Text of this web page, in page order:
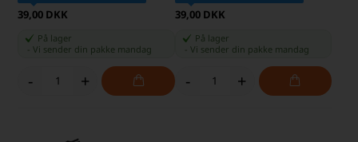
39,00 DKK
På lager
-Vi sender din pakke mandag
- +
39,00 DKK
På lager
Vi sender din pakke mandag
- +